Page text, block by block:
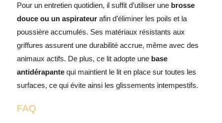
Pour un entretien quotidien, il suffit d’utiliser une brosse
douce ou un aspirateurafin d’éliminer les poils et la
poussière accumulés. Ses matériaux résistants aux
griffures assurent une durabilité accrue, même avec des
animaux actifs. De plus, ce lit adopte une base
antidérapantequi maintient le lit en place sur toutes les
surfaces, ce qui évite ainsi les glissements intempestifs.
FAQ